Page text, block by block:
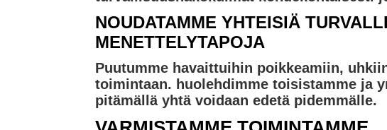
NOUDATAMME YHTEISIÄ
MENETTELYTAPOJA
Puutumme havaittuihin poikkeamiin,
toimintaan. huolehdimme toisistamme ja
pitämällä yhtä voidaan edetä pidemmälle.